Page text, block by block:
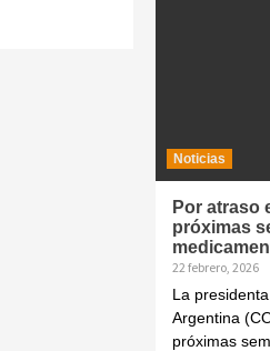
Noticias
Por atraso
próximas
22 febrero, 2026
La
Argentina
próximas